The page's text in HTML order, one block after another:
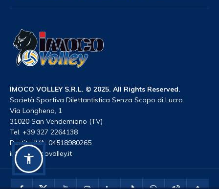
IMOCO VOLLEY S.R.L. © 2025. All Rights Reserved.
Società Sportiva Dilettantistica Senza Scopo di Lucro
Via Longhena, 1
31020 San Vendemiano (TV)
Tel. +39 327 2264138
Partita IVA: 04518980265
info@imocovolley.it